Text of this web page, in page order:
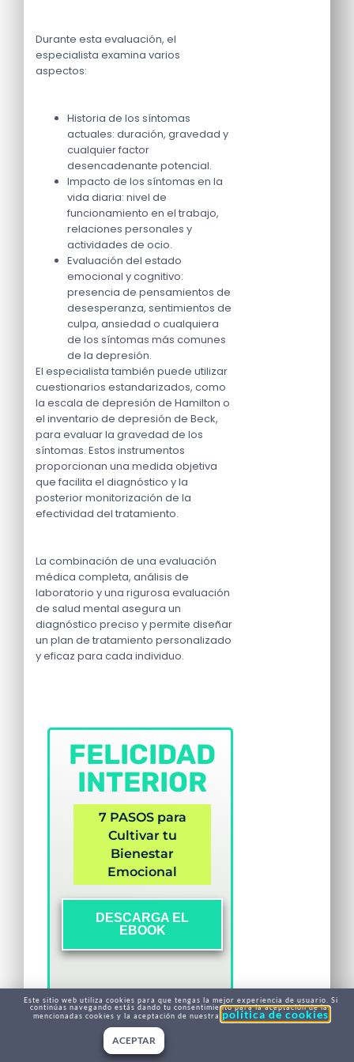
Durante esta evaluación, el
especialista examina varios
aspectos:
Historia de los síntomas
actuales: duración, gravedad y
cualquier factor
desencadenante potencial.
Impacto de los síntomas en la
vida diaria: nivel de
funcionamiento en el trabajo,
relaciones personales y
actividades de ocio.
Evaluación del estado
emocional y cognitivo:
presencia de pensamientos de
desesperanza, sentimientos de
culpa, ansiedad o cualquiera
de los síntomas más comunes
de la depresión.
El especialista también puede utilizar
cuestionarios estandarizados, como
la escala de depresión de Hamilton o
el inventario de depresión de Beck,
para evaluar la gravedad de los
síntomas. Estos instrumentos
proporcionan una medida objetiva
que facilita el diagnóstico y la
posterior monitorización de la
efectividad del tratamiento.
La combinación de una evaluación
médica completa, análisis de
laboratorio y una rigurosa evaluación
de salud mental asegura un
diagnóstico preciso y permite diseñar
un plan de tratamiento personalizado
y eficaz para cada individuo.
FELICIDAD
INTERIOR
7 PASOS para
Cultivar tu
Bienestar
Emocional
DESCARGA EL
EBOOK
Este sitio web utiliza cookies para que tengas la mejor experiencia de usuario. Si
continúas navegando estás dando tu consentimiento para la aceptación de las
mencionadas cookies y la aceptación de nuestra política de cookies
ACEPTAR